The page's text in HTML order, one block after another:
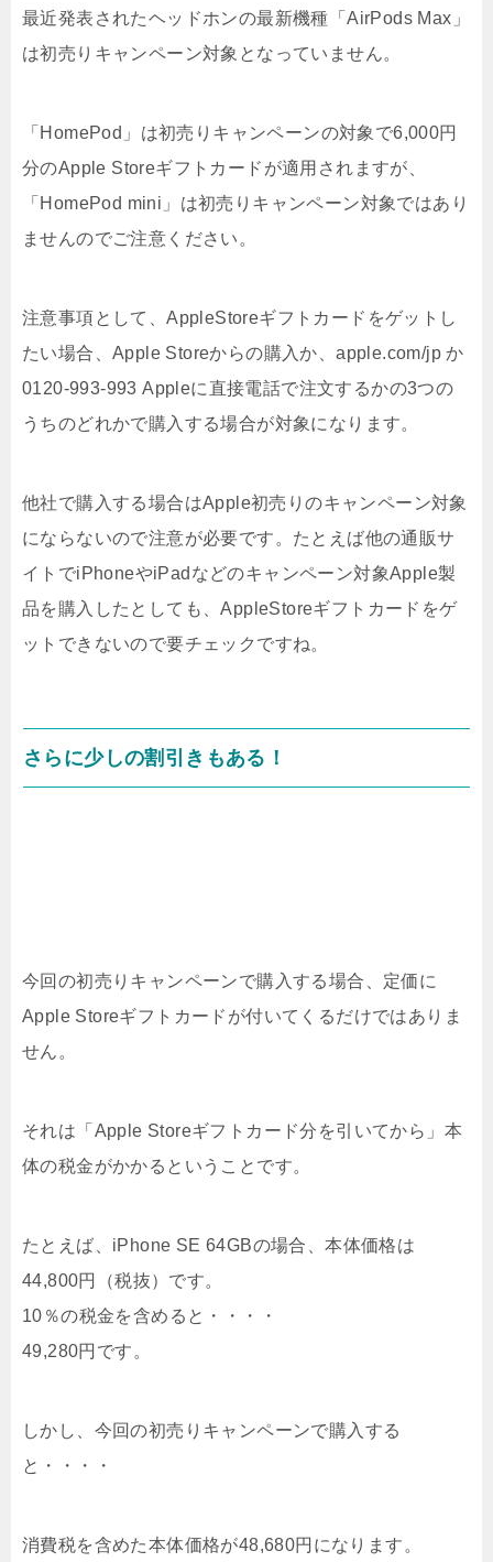
最近発表されたヘッドホンの最新機種「AirPods Max」
は初売りキャンペーン対象となっていません。
「HomePod」は初売りキャンペーンの対象で6,000円
分のApple Storeギフトカードが適用されますが、
「HomePod mini」は初売りキャンペーン対象ではあり
ませんのでご注意ください。
注意事項として、AppleStoreギフトカードをゲットし
たい場合、Apple Storeからの購入か、apple.com/jp か
0120-993-993 Appleに直接電話で注文するかの3つの
うちのどれかで購入する場合が対象になります。
他社で購入する場合はApple初売りのキャンペーン対象
にならないので注意が必要です。たとえば他の通販サ
イトでiPhoneやiPadなどのキャンペーン対象Apple製
品を購入したとしても、AppleStoreギフトカードをゲ
ットできないので要チェックですね。
さらに少しの割引きもある！
今回の初売りキャンペーンで購入する場合、定価に
Apple Storeギフトカードが付いてくるだけではありま
せん。
それは「Apple Storeギフトカード分を引いてから」本
体の税金がかかるということです。
たとえば、iPhone SE 64GBの場合、本体価格は
44,800円（税抜）です。
10％の税金を含めると・・・・
49,280円です。
しかし、今回の初売りキャンペーンで購入する
と・・・・
消費税を含めた本体価格が48,680円になります。